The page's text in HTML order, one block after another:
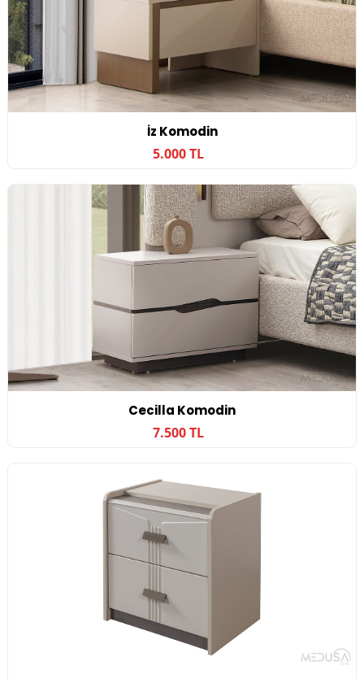
İz Komodin
5.000 TL
Cecilla Komodin
7.500 TL